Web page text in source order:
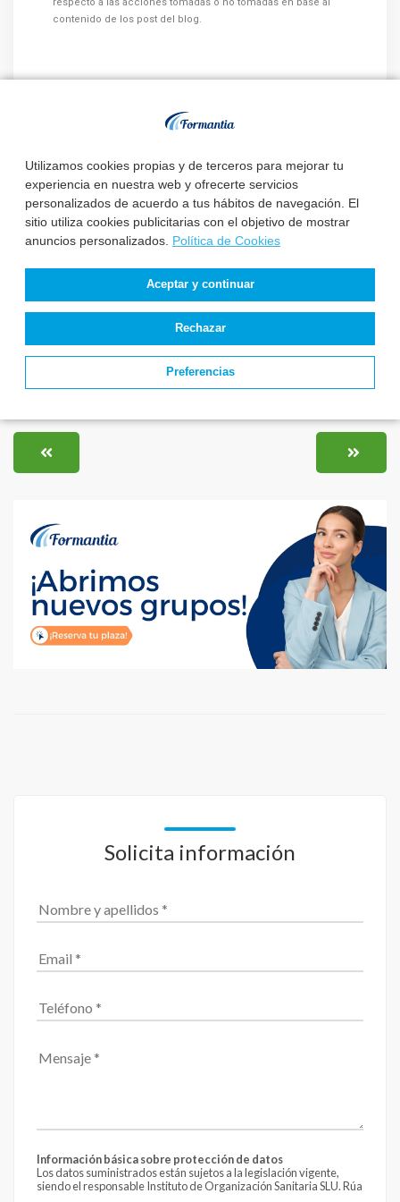
Utilizamos cookies propias y de terceros para mejorar tu
experiencia en nuestra web y ofrecerte servicios
personalizados de acuerdo a tus hábitos de navegación. El
sitio utiliza cookies publicitarias con el objetivo de mostrar
anuncios personalizados. Política de Cookies
Aceptar y continuar
Rechazar
Preferencias
contenido de los post del blog.
Otros artículos que te pueden
interesar:
La Diputación
Valladolid convoca 3
El Instituto Nacional
aprueba la relaci...
Estado de
convocatorias y
plazas de Enfermería
Solicita información
Información básica sobre protección de datos
Los datos suministrados están sujetos a la legislación vigente,
siendo el responsable Instituto de Organización Sanitaria SLU. Rúa